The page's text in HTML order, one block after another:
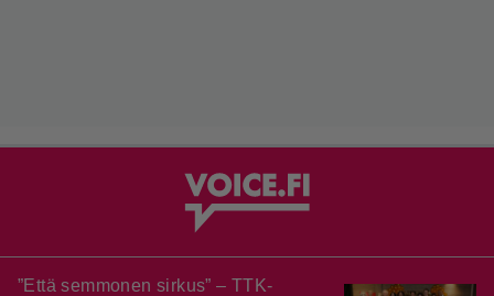
”Että semmonen sirkus” – TTK-